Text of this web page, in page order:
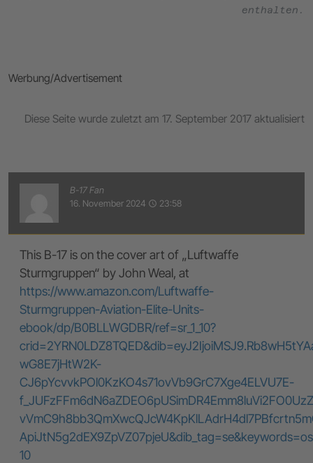
enthalten.
Werbung/Advertisement
Diese Seite wurde zuletzt am 17. September 2017 aktualisiert
B-17 Fan
16. November 2024 access_time 23:58
This B-17 is on the cover art of „Luftwaffe
Sturmgruppen“ by John Weal, at
https://www.amazon.com/Luftwaffe-
Sturmgruppen-Aviation-Elite-Units-
ebook/dp/B0BLLWGDBR/ref=sr_1_10?
wG8E7jHtW2K-
CJ6pYcvvkPOl0KzKO4s71ovVb9GrC7Xge4ELVU7E-
10